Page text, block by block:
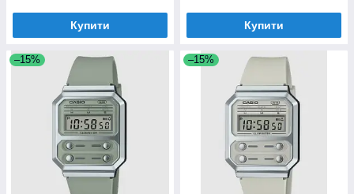
Купити Купити
–15% –15%